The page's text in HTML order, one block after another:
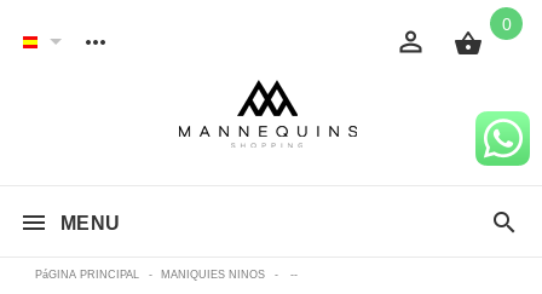
0
MENU
PáGINA PRINCIPAL - MANIQUIES NINOS - --